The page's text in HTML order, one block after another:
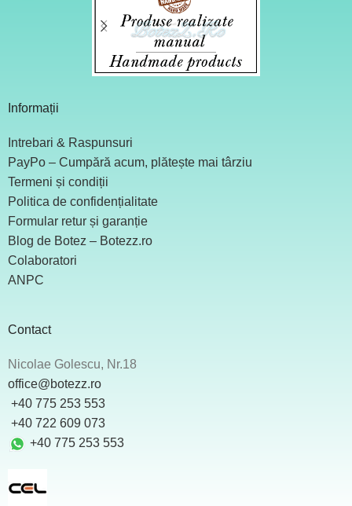
Informații
Intrebari & Raspunsuri
PayPo – Cumpără acum, plătește mai târziu
Termeni și condiții
Politica de confidențialitate
Formular retur și garanție
Blog de Botez – Botezz.ro
Colaboratori
ANPC
Contact
Nicolae Golescu, Nr.18
office@botezz.ro
+40 775 253 553
‪ +40 722 609 073
+40 775 253 553